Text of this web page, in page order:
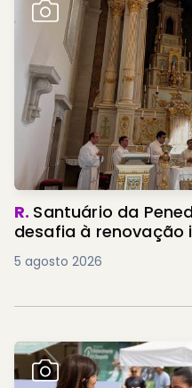
R. Santuário da
desafia à renovação
5 agosto 2026